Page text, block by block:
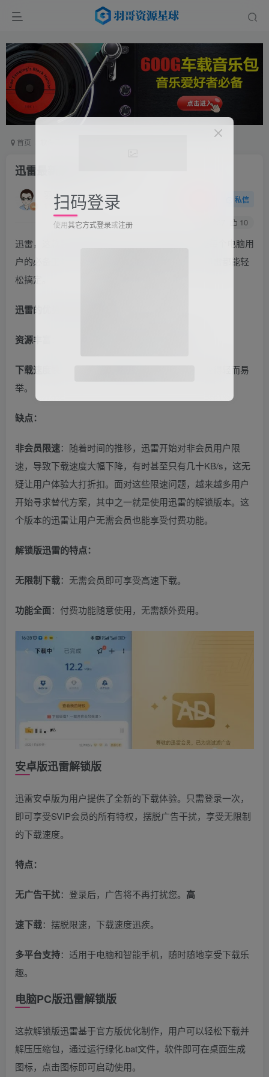
首页
迅雷最新解锁永久SVIP
羽哥
11个月前更新
私信
10
迅雷，这款曾经拥有超过4亿用户的下载软件，是每个电脑用
户的必备工具。无论是下载电影还是各种文件，迅雷都能轻
松搞定。
迅雷的优势与缺点
资源丰富
下载速度快
：迅雷的下载速度通常非常快，下载变得轻而易
举。
缺点：
非会员限速：随着时间的推移，迅雷开始对非会员用户限
速，导致下载速度大幅下降，有时甚至只有几十KB/s，这无
疑让用户体验大打折扣。面对这些限速问题，越来越多用户
开始寻求替代方案，其中之一就是使用迅雷的解锁版本。这
个版本的迅雷让用户无需会员也能享受付费功能。
解锁版迅雷的特点：
无限制下载：无需会员即可享受高速下载。
功能全面：付费功能随意使用，无需额外费用。
安卓版迅雷解锁版
迅雷安卓版为用户提供了全新的下载体验。只需登录一次，
即可享受SVIP会员的所有特权，摆脱广告干扰，享受无限制
的下载速度。
特点：
无广告干扰：登录后，广告将不再打扰您。 高
速下载：摆脱限速，下载速度迅疾。
多平台支持：适用于电脑和智能手机，随时随地享受下载乐
趣。
电脑PC版迅雷解锁版
这款解锁版迅雷基于官方版优化制作，用户可以轻松下载并
解压压缩包，通过运行绿化.bat文件，软件即可在桌面生成
图标，点击图标即可启动使用。
扫码登录
使用其它方式登录